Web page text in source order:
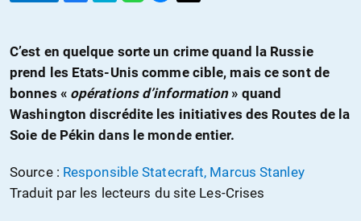
C’est en quelque sorte un crime quand la Russie
prend les Etats-Unis comme cible, mais ce sont de
bonnes « opérations d’information» quand
Washington discrédite les initiatives des Routes de la
Soie de Pékin dans le monde entier.
Source : Responsible Statecraft, Marcus Stanley
Traduit par les lecteurs du site Les-Crises